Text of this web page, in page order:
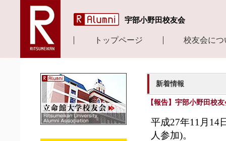
宇部小野田校友会
トップページ 校友会につ
新着情報
【報告】宇部小野田校
平成27年11月14
人参加)。